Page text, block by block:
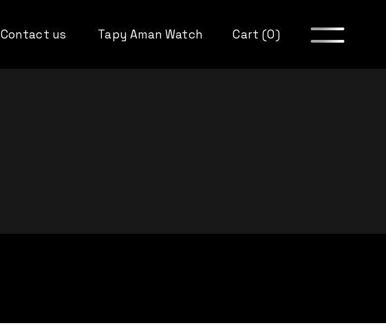
Contact us Tapy Aman Watch Cart (0)